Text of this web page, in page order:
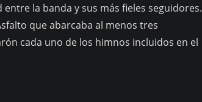
la banda y sus más fieles seguidores.
que abarcaba al menos tres
cada uno de los himnos incluidos en el